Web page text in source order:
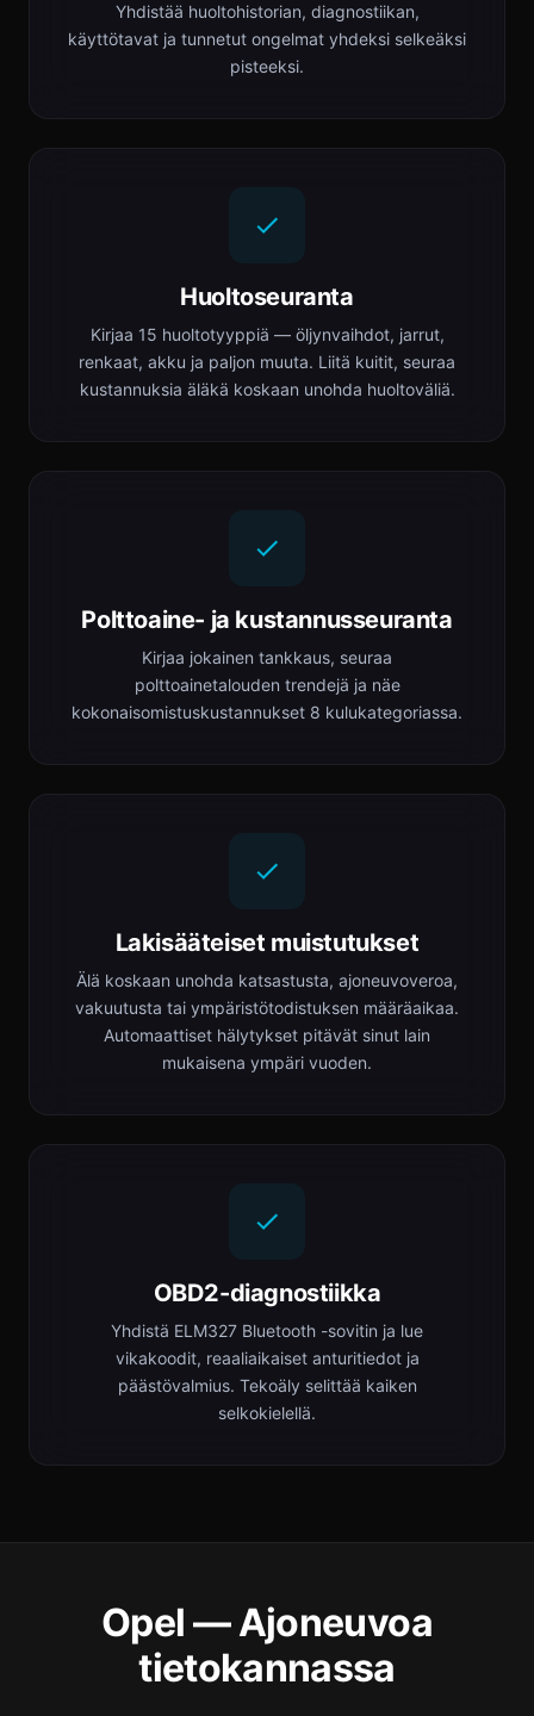
Yhdistää huoltohistorian, diagnostiikan,
käyttötavat ja tunnetut ongelmat yhdeksi selkeäksi
pisteeksi.
Huoltoseuranta
Kirjaa 15 huoltotyyppiä — öljynvaihdot, jarrut,
renkaat, akku ja paljon muuta. Liitä kuitit, seuraa
kustannuksia äläkä koskaan unohda huoltoväliä.
Polttoaine- ja kustannusseuranta
Kirjaa jokainen tankkaus, seuraa
polttoainetalouden trendejä ja näe
kokonaisomistuskustannukset 8 kulukategoriassa.
Lakisääteiset muistutukset
Älä koskaan unohda katsastusta, ajoneuvoveroa,
vakuutusta tai ympäristötodistuksen määräaikaa.
Automaattiset hälytykset pitävät sinut lain
mukaisena ympäri vuoden.
OBD2-diagnostiikka
Yhdistä ELM327 Bluetooth -sovitin ja lue
vikakoodit, reaaliaikaiset anturitiedot ja
päästövalmius. Tekoäly selittää kaiken
selkokielellä.
Opel — Ajoneuvoa
tietokannassa